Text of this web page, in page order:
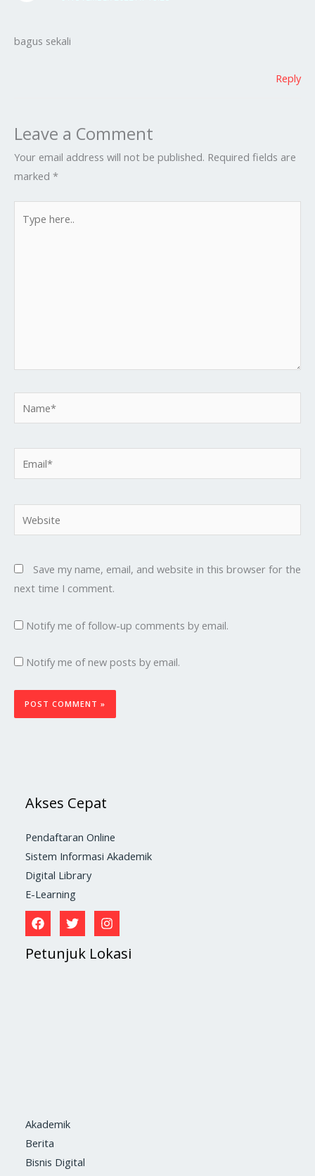
bagus sekali
Reply
Leave a Comment
Your email address will not be published. Required fields are
marked *
here..
Save my name, email, and website in this browser for the
next time I comment.
Notify me of follow-up comments by email.
Notify me of new posts by email.
Akses Cepat
Pendaftaran Online
Sistem Informasi Akademik
Digital Library
E-Learning
Petunjuk Lokasi
Akademik
Berita
Bisnis Digital